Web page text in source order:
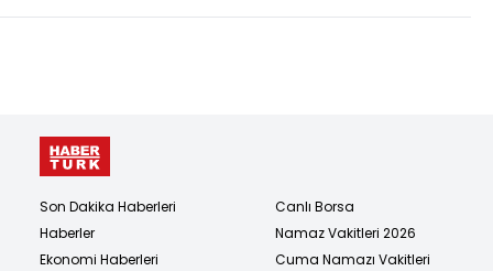
Son Dakika Haberleri
Haberler
Ekonomi Haberleri
Canlı Borsa
Namaz Vakitleri 2026
Cuma Namazı Vakitleri